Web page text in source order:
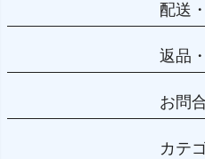
配送
返品
お問
カテ